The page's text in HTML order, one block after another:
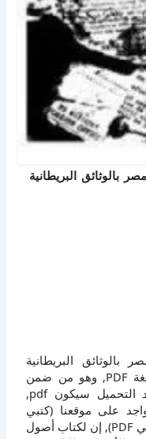
بالوثائق البريطانية
البريطانية
والأمريكية للكاتب محسن محمد بصيغة PDF, وهو من ضمن
تصنيف فكر وثقافة, نوع الملف عند التحميل سيكون pdf,
متواجد على موقعنا (كتبي
PDF), حاول أن لاتنسى هذا الإسم (كتبي PDF), إن لكتاب أصول